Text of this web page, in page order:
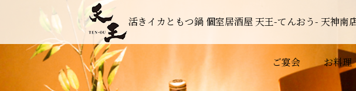
活きイカともつ鍋 個室居酒屋 天王-てんおう- 天神南
ご宴会 お料理